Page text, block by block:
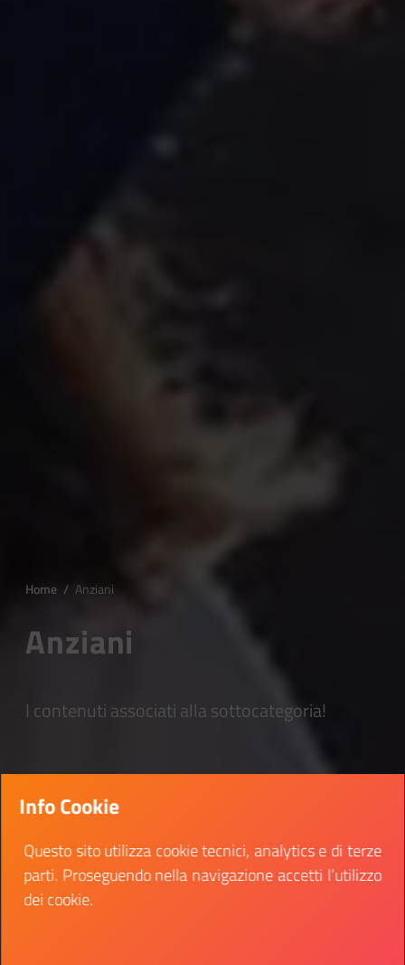
Home / Anziani
Anziani
I contenuti associati alla sottocategoria!
Info Cookie
Questo sito utilizza cookie tecnici, analytics e di terze
parti. Proseguendo nella navigazione accetti l’utilizzo
dei cookie.